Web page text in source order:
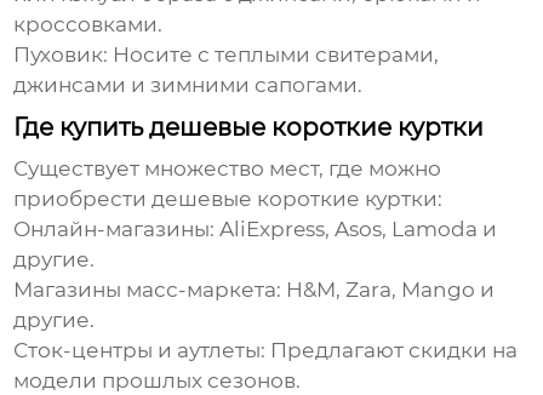
кроссовками.
Пуховик: Носите с теплыми свитерами,
джинсами и зимними сапогами.
Где купить дешевые короткие куртки
Существует множество мест, где можно
приобрестидешевые короткие куртки:
Онлайн-магазины: AliExpress, Asos, Lamoda и
другие.
Магазины масс-маркета: H&M, Zara, Mango и
другие.
Сток-центры и аутлеты: Предлагают скидки на
модели прошлых сезонов.